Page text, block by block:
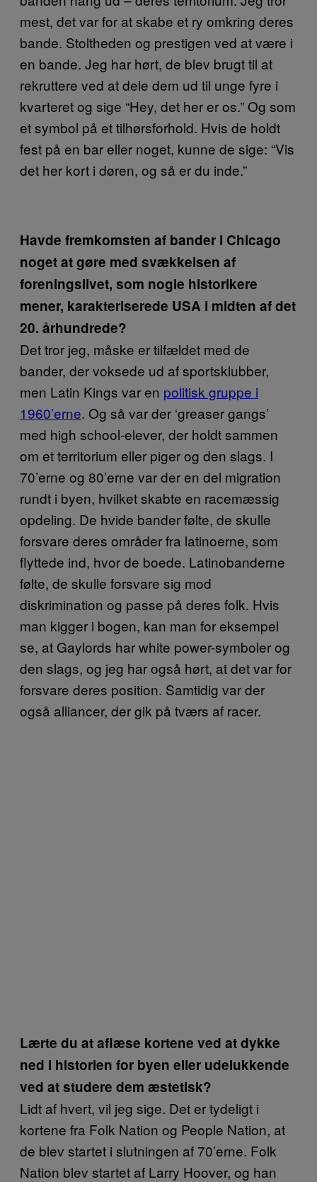
mest, det var for at skabe et ry omkring deres
bande. Stoltheden og prestigen ved at være i
en bande. Jeg har hørt, de blev brugt til at
rekruttere ved at dele dem ud til unge fyre i
kvarteret og sige “Hey, det her er os.” Og som
et symbol på et tilhørsforhold. Hvis de holdt
fest på en bar eller noget, kunne de sige: “Vis
det her kort i døren, og så er du inde.”
Havde fremkomsten af bander i Chicago
noget at gøre med svækkelsen af
foreningslivet, som nogle historikere
mener, karakteriserede USA i midten af det
20. århundrede?
Det tror jeg, måske er tilfældet med de
bander, der voksede ud af sportsklubber,
men Latin Kings var en politisk gruppe i
1960’erne. Og så var der ‘greaser gangs’
med high school-elever, der holdt sammen
om et territorium eller piger og den slags. I
70’erne og 80’erne var der en del migration
rundt i byen, hvilket skabte en racemæssig
opdeling. De hvide bander følte, de skulle
forsvare deres områder fra latinoerne, som
flyttede ind, hvor de boede. Latinobanderne
følte, de skulle forsvare sig mod
diskrimination og passe på deres folk. Hvis
man kigger i bogen, kan man for eksempel
se, at Gaylords har white power-symboler og
den slags, og jeg har også hørt, at det var for
forsvare deres position. Samtidig var der
også alliancer, der gik på tværs af racer.
Lærte du at aflæse kortene ved at dykke
ned i historien for byen eller udelukkende
ved at studere dem æstetisk?
Lidt af hvert, vil jeg sige. Det er tydeligt i
kortene fra Folk Nation og People Nation, at
de blev startet i slutningen af 70’erne. Folk
Nation blev startet af Larry Hoover, og han